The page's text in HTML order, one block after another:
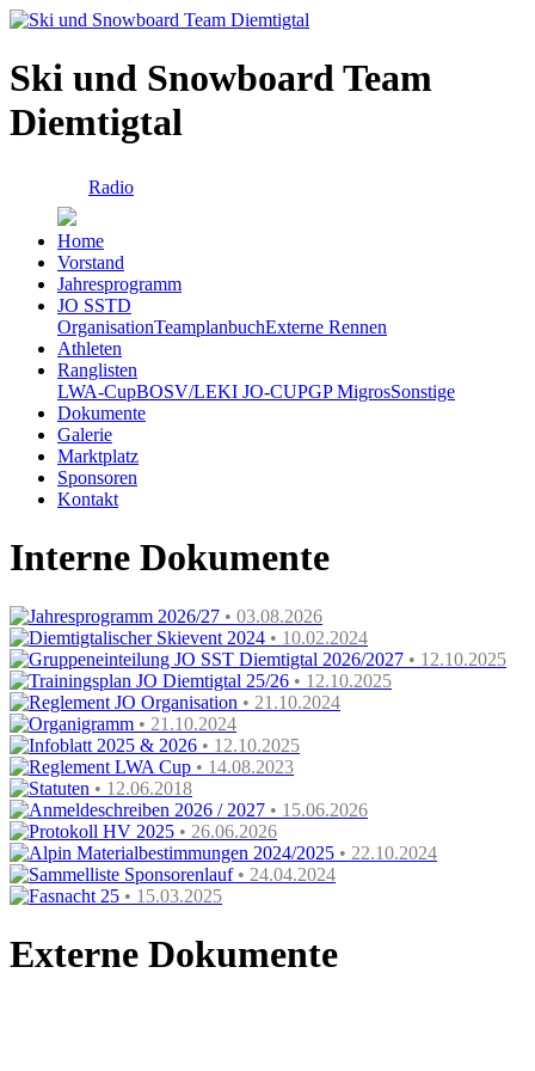
Ski und Snowboard Team
Diemtigtal
Radio
Home
Vorstand
Jahresprogramm
JO SSTD
OrganisationTeamplanbuchExterne Rennen
Athleten
Ranglisten
LWA-CupBOSV/LEKI JO-CUPGP MigrosSonstige
Dokumente
Galerie
Marktplatz
Sponsoren
Kontakt
Interne Dokumente
Jahresprogramm 2026/27 • 03.08.2026
Diemtigtalischer Skievent 2024 • 10.02.2024
Gruppeneinteilung JO SST Diemtigtal 2026/2027 • 12.10.2025
Trainingsplan JO Diemtigtal 25/26 • 12.10.2025
Reglement JO Organisation • 21.10.2024
Organigramm • 21.10.2024
Infoblatt 2025 & 2026 • 12.10.2025
Reglement LWA Cup • 14.08.2023
Statuten • 12.06.2018
Anmeldeschreiben 2026 / 2027 • 15.06.2026
Protokoll HV 2025 • 26.06.2026
Alpin Materialbestimmungen 2024/2025 • 22.10.2024
Sammelliste Sponsorenlauf • 24.04.2024
Fasnacht 25 • 15.03.2025
Externe Dokumente